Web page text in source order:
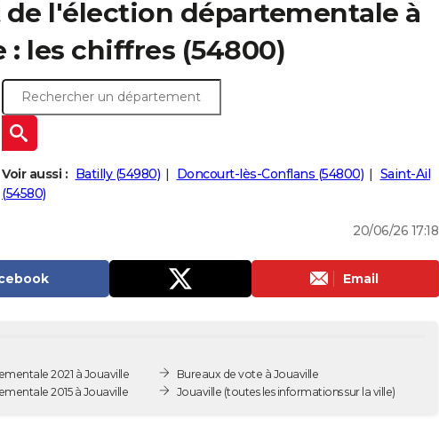
de l'élection départementale à
: les chiffres (54800)
Voir aussi : Batilly (54980) Doncourt-lès-Conflans (54800)
Saint-Ail
(54580)
20/06/26 17:18
Email
2021 à Jouaville
2015 à Jouaville
Bureaux de vote à Jouaville
Jouaville (toutes les informations sur la ville)